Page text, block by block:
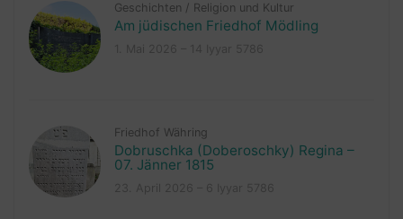
Geschichten / Religion und Kultur
Am jüdischen Friedhof Mödling
Friedhof Währing
Dobruschka (Doberoschky) Regina –
07. Jänner 1815